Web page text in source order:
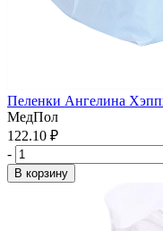
Пеленки Ангелина
МедПол
122.10 ₽
-
В корзину